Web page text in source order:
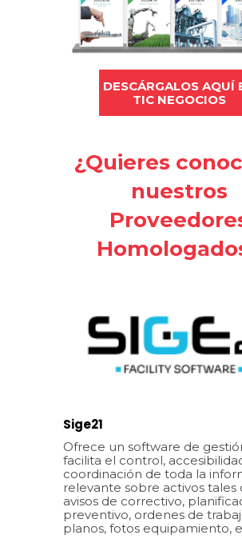
DESCÁRGALOS AQUÍ
TIC NEGOCIOS
¿Quieres
nuestros
Sige21
Ofrece un software de
facilita el control,
coordinación de toda la
relevante sobre activos tales
avisos de correctivo,
preventivo, ordenes de
planos, fotos equipamiento,